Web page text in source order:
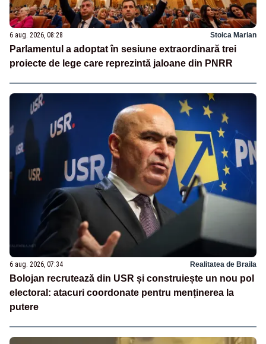
6 aug. 2026, 08:28 Stoica Marian
Parlamentul a adoptat în sesiune extraordinară trei
proiecte de lege care reprezintă jaloane din PNRR
6 aug. 2026, 07:34 Realitatea de Braila
Bolojan recrutează din USR și construiește un nou pol
electoral: atacuri coordonate pentru menținerea la
putere